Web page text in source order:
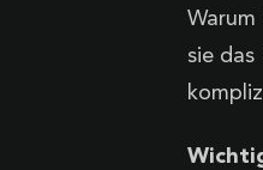
Warum
sie das